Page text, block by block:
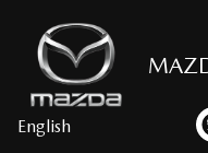
English